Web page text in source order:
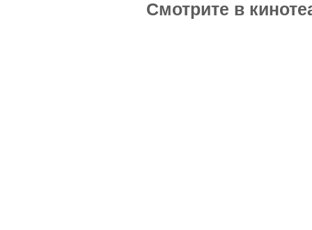
Смотрите в